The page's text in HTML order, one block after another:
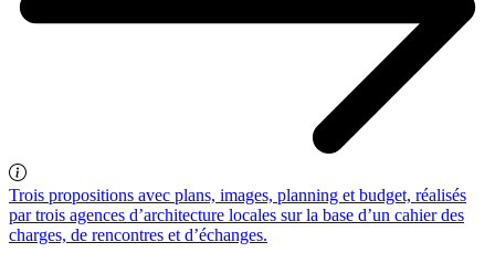
Trois propositions avec plans, images, planning et budget, réalisés
par trois agences d’architecture locales sur la base d’un cahier des
charges, de rencontres et d’échanges.